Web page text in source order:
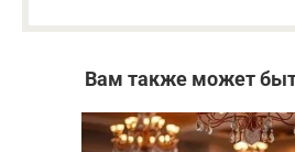
Вам также может